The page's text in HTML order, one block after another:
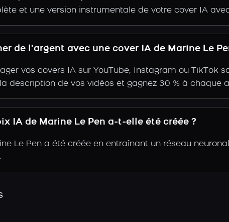
et une version instrumentale de votre cover IA
de l’argent avec une cover IA de Marine Le
vos covers IA sur YouTube, Instagram ou TikTok
description de vos vidéos et gagnez 30 % à chaque
IA de Marine Le Pen a-t-elle été créée ?
Le Pen a été créée en entraînant un réseau